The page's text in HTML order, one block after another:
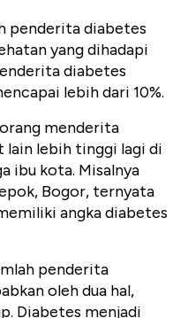
penderita diabetes
yang dihadapi
diabetes
lebih dari 10%.
menderita
lain lebih tinggi lagi di
ibu kota. Misalnya
Bogor, ternyata
angka diabetes
penderita
oleh dua hal,
Diabetes menjadi